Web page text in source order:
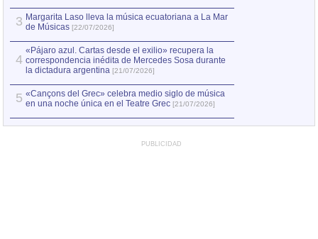
3 Margarita Laso lleva la música ecuatoriana a La Mar
de Músicas [22/07/2026]
4
«Pájaro azul. Cartas desde el exilio» recupera la
correspondencia inédita de Mercedes Sosa durante
la dictadura argentina [21/07/2026]
5 «Cançons del Grec» celebra medio siglo de música
en una noche única en el Teatre Grec [21/07/2026]
PUBLICIDAD